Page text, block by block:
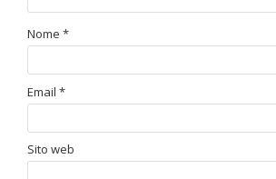
Nome *
Email *
Sito web